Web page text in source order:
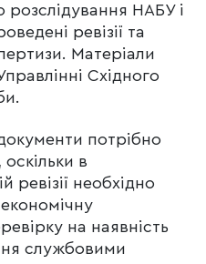
НАБУ і
ревізії та
Матеріали
Східного
потрібно
в
ревізії необхідно
на наявність
службовими